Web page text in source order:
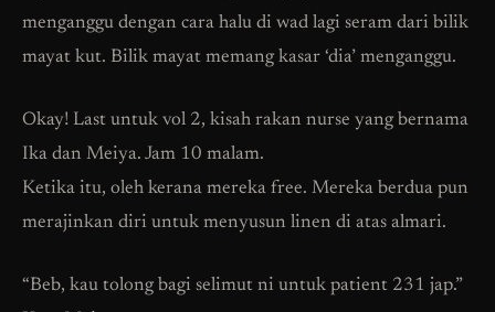
menganggu dengan cara halu di wad lagi seram dari bilik
mayat kut. Bilik mayat memang kasar ‘dia’ menganggu.
Okay! Last untuk vol 2, kisah rakan nurse yang bernama
Ika dan Meiya. Jam 10 malam.
Ketika itu, oleh kerana mereka free. Mereka berdua pun
merajinkan diri untuk menyusun linen di atas almari.
“Beb, kau tolong bagi selimut ni untuk patient 231 jap.”